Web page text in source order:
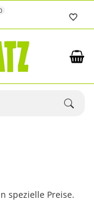
spezielle Preise.